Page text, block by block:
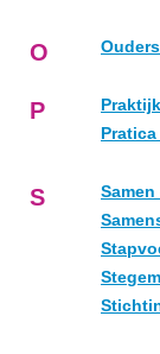
O
P
S